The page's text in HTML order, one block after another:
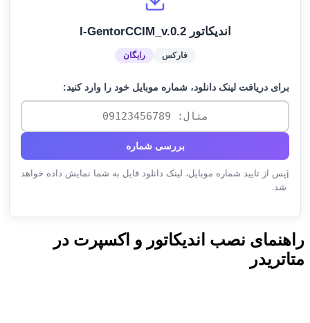
اندیکاتور I-GentorCCIM_v.0.2
فارکس رایگان
برای دریافت لینک دانلود، شماره موبایل خود را وارد کنید:
بررسی شماره
ℹ️پس از تایید شماره موبایل، لینک دانلود فایل به شما نمایش داده خواهد
شد.
راهنمای نصب اندیکاتور و اکسپرت در
متاتریدر